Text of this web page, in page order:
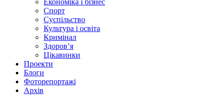
Спорт
Суспільство
Культура і освіта
Кримінал
Здоров’я
Цікавинки
Проекти
Блоги
Фоторепортажі
Архів